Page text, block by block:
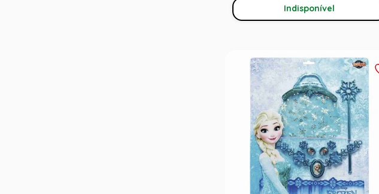
Indisponível